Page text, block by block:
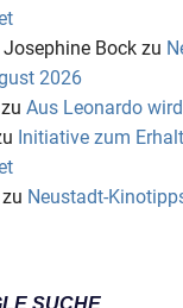
Bockzu
2026
Aus Leonardo
Initiative zum
Neustadt-
SUCHE